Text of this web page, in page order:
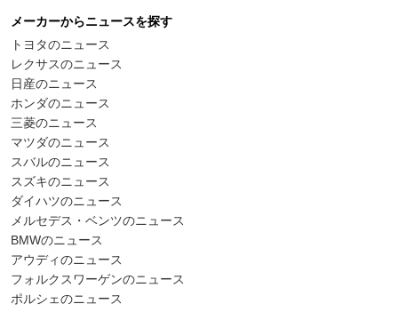
メーカーからニュースを探す
トヨタのニュース
レクサスのニュース
日産のニュース
ホンダのニュース
三菱のニュース
マツダのニュース
スバルのニュース
スズキのニュース
ダイハツのニュース
メルセデス・ベンツのニュース
BMWのニュース
アウディのニュース
フォルクスワーゲンのニュース
ポルシェのニュース